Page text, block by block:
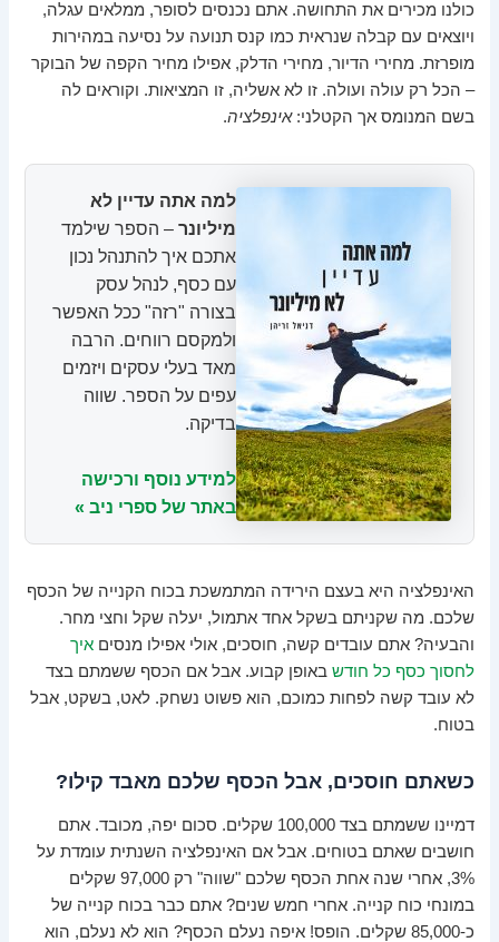
כולנו מכירים את התחושה. אתם נכנסים לסופר, ממלאים עגלה,
ויוצאים עם קבלה שנראית כמו קנס תנועה על נסיעה במהירות
מופרזת. מחירי הדיור, מחירי הדלק, אפילו מחיר הקפה של הבוקר
– הכל רק עולה ועולה. זו לא אשליה, זו המציאות. וקוראים לה
בשם המנומס אך הקטלני:אינפלציה.
למה אתה עדיין לא
מיליונר – הספר שילמד
אתכם איך להתנהל נכון
עם כסף, לנהל עסק
בצורה "רזה" ככל האפשר
ולמקסם רווחים. הרבה
מאד בעלי עסקים ויזמים
עפים על הספר. שווה
בדיקה.
למידע נוסף ורכישה
באתר של ספרי ניב »
האינפלציה היא בעצם הירידה המתמשכת בכוח הקנייה של הכסף
שלכם. מה שקניתם בשקל אחד אתמול, יעלה שקל וחצי מחר.
והבעיה? אתם עובדים קשה, חוסכים, אולי אפילו מנסיםאיך
לחסוך כסף כל חודש באופן קבוע. אבל אם הכסף ששמתם בצד
לא עובד קשה לפחות כמוכם, הוא פשוט נשחק. לאט, בשקט, אבל
בטוח.
כשאתם חוסכים, אבל הכסף שלכם מאבד קילו?
דמיינו ששמתם בצד 100,000 שקלים. סכום יפה, מכובד. אתם
חושבים שאתם בטוחים. אבל אם האינפלציה השנתית עומדת על
3%, אחרי שנה אחת הכסף שלכם "שווה" רק 97,000 שקלים
במונחי כוח קנייה. אחרי חמש שנים? אתם כבר בכוח קנייה של
כ-85,000 שקלים. הופס! איפה נעלם הכסף? הוא לא נעלם, הוא